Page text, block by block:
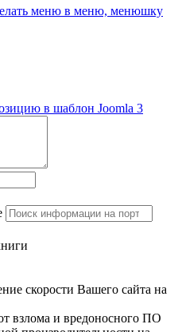
меню в меню, менюшку
в шаблон Joomla 3
скорости Вашего сайта на
взлома и вредоносного ПО